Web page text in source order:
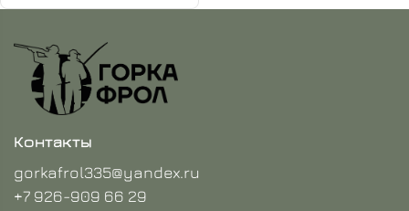
Контакты
gorkafrol335@yandex.ru
+7 926-909 66 29